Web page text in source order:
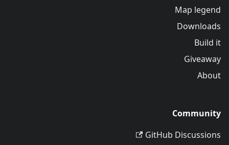
Map legend
Downloads
Build it
Giveaway
About
Community
GitHub Discussions